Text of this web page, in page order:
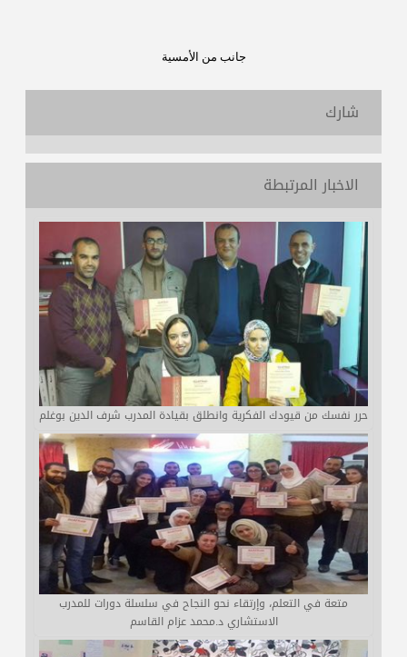
جانب من الأمسية
شارك
الاخبار المرتبطة
حرر نفسك من قيودك الفكرية وانطلق بقيادة المدرب شرف الدين بوغلم
متعة في التعلم، وإرتقاء نحو النجاح في سلسلة دورات للمدرب
الاستشاري د.محمد عزام القاسم